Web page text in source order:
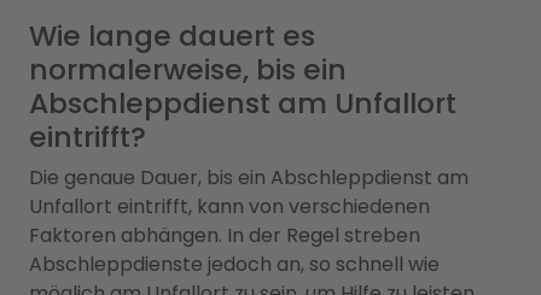
Wie lange dauert es
normalerweise, bis ein
Abschleppdienst am Unfallort
eintrifft?
Die genaue Dauer, bis ein Abschleppdienst am
Unfallort eintrifft, kann von verschiedenen
Faktoren abhängen. In der Regel streben
Abschleppdienste jedoch an, so schnell wie